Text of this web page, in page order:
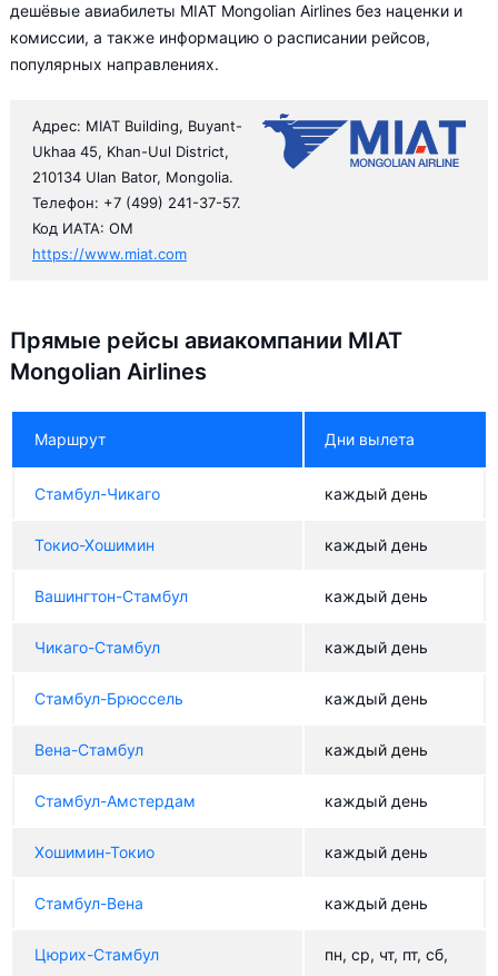
дешёвые авиабилеты MIAT Mongolian Airlines без наценки и
комиссии, а также информацию о расписании рейсов,
популярных направлениях.
Адрес: MIAT Building, Buyant-
Ukhaa 45, Khan-Uul District,
210134 Ulan Bator, Mongolia.
Телефон: +7 (499) 241-37-57.
Код ИАТА: OM
https://www.miat.com
Прямые рейсы авиакомпании MIAT
Mongolian Airlines
Маршрут Дни вылета
Стамбул-Чикаго каждый день
Токио-Хошимин каждый день
Вашингтон-Стамбул каждый день
Чикаго-Стамбул каждый день
Стамбул-Брюссель каждый день
Вена-Стамбул каждый день
Стамбул-Амстердам каждый день
Хошимин-Токио каждый день
Стамбул-Вена каждый день
Цюрих-Стамбул
пн, ср, чт, пт, сб,